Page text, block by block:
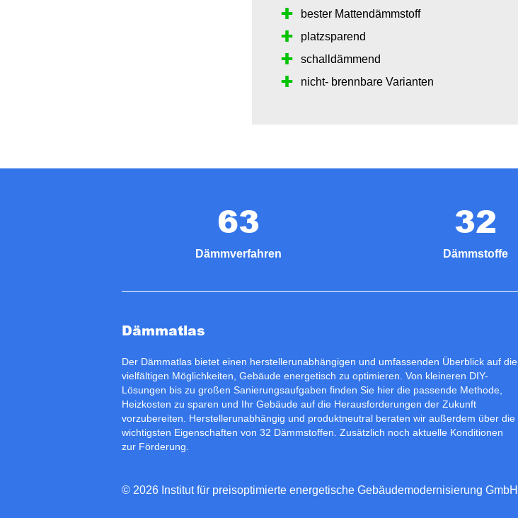
bester Mattendämmstoff
platzsparend
schalldämmend
nicht- brennbare Varianten
63
Dämmverfahren
32
Dämmstoffe
Dämmatlas
Der Dämmatlas bietet einen herstellerunabhängigen und umfassenden Überblick auf die
vielfältigen Möglichkeiten, Gebäude energetisch zu optimieren. Von kleineren DIY-
Lösungen bis zu großen Sanierungsaufgaben finden Sie hier die passende Methode,
Heizkosten zu sparen und Ihr Gebäude auf die Herausforderungen der Zukunft
vorzubereiten. Herstellerunabhängig und produktneutral beraten wir außerdem über die
wichtigsten Eigenschaften von 32 Dämmstoffen. Zusätzlich noch aktuelle Konditionen
zur Förderung
© 2026 Institut für preisoptimierte energetische Gebäudemodernisierung GmbH